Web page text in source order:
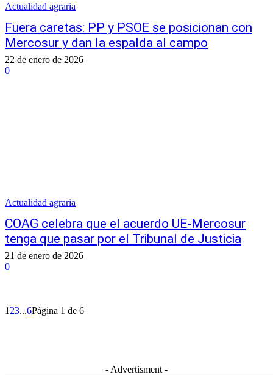
Actualidad agraria
Fuera caretas: PP y PSOE se posicionan con
Mercosur y dan la espalda al campo
22 de enero de 2026
0
Actualidad agraria
COAG celebra que el acuerdo UE-Mercosur
tenga que pasar por el Tribunal de Justicia
21 de enero de 2026
0
1 23...6Página 1 de 6
- Advertisment -